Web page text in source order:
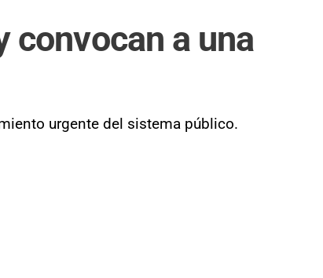
convocan a una
urgente del sistema público.